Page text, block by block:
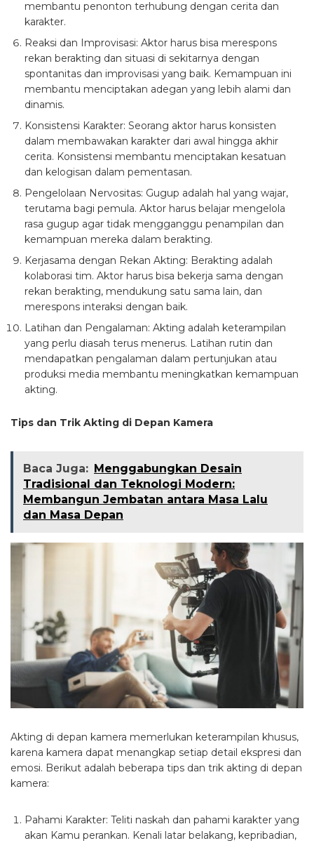
membantu penonton terhubung dengan cerita dan
karakter.
Reaksi dan Improvisasi: Aktor harus bisa merespons
rekan berakting dan situasi di sekitarnya dengan
spontanitas dan improvisasi yang baik. Kemampuan ini
membantu menciptakan adegan yang lebih alami dan
dinamis.
Konsistensi Karakter: Seorang aktor harus konsisten
dalam membawakan karakter dari awal hingga akhir
cerita. Konsistensi membantu menciptakan kesatuan
dan kelogisan dalam pementasan.
Pengelolaan Nervositas: Gugup adalah hal yang wajar,
terutama bagi pemula. Aktor harus belajar mengelola
rasa gugup agar tidak mengganggu penampilan dan
kemampuan mereka dalam berakting.
Kerjasama dengan Rekan Akting: Berakting adalah
kolaborasi tim. Aktor harus bisa bekerja sama dengan
rekan berakting, mendukung satu sama lain, dan
merespons interaksi dengan baik.
Latihan dan Pengalaman: Akting adalah keterampilan
yang perlu diasah terus menerus. Latihan rutin dan
mendapatkan pengalaman dalam pertunjukan atau
produksi media membantu meningkatkan kemampuan
akting.
Tips dan Trik Akting di Depan Kamera
Baca Juga: Menggabungkan Desain
Tradisional dan Teknologi Modern:
Membangun Jembatan antara Masa Lalu
dan Masa Depan
Akting di depan kamera memerlukan keterampilan khusus,
karena kamera dapat menangkap setiap detail ekspresi dan
emosi. Berikut adalah beberapa tips dan trik akting di depan
kamera:
Pahami Karakter: Teliti naskah dan pahami karakter yang
akan Kamu perankan. Kenali latar belakang, kepribadian,